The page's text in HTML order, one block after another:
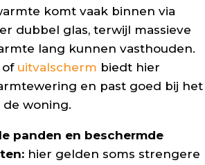
komt vaak binnen via
dubbel glas, terwijl massieve
lang kunnen vasthouden.
of uitvalscherm biedt hier
en past goed bij het
de woning.
panden en beschermde
hier gelden soms strengere